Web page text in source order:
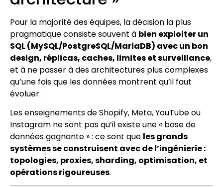
Pour la majorité des équipes, la décision la plus
pragmatique consiste souvent à bien exploiter un
SQL (MySQL/PostgreSQL/MariaDB) avec un bon
design, réplicas, caches, limites et surveillance,
et à ne passer à des architectures plus complexes
qu’une fois que les données montrent qu’il faut
évoluer.
Les enseignements de Shopify, Meta, YouTube ou
Instagram ne sont pas qu’il existe une « base de
données gagnante » : ce sont que les grands
systèmes se construisent avec de l’ingénierie :
topologies, proxies, sharding, optimisation, et
opérations rigoureuses.